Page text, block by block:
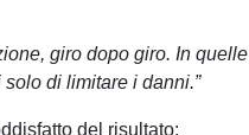
giro dopo giro. In quelle
di limitare i danni.”
del risultato: